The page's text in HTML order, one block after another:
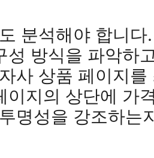
분석해야 합니
성 방식을 파악하
사 상품 페이지
이지의 상단에 가
명성을 강조하는